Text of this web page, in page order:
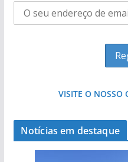
VISITE O NOSSO
Notícias em destaque